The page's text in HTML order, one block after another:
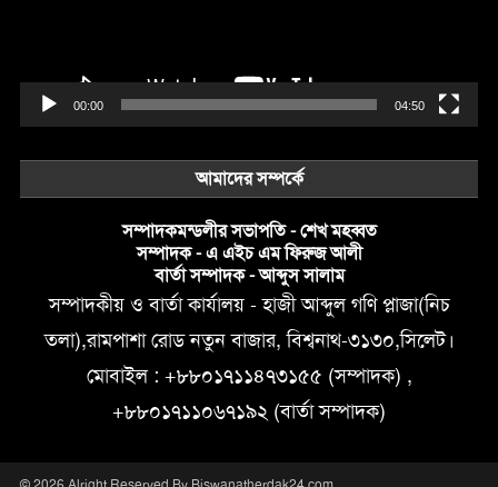
00:00 04:50
আমাদের সম্পর্কে
সম্পাদকমন্ডলীর সভাপতি - শেখ মহব্বত
সম্পাদক - এ এইচ এম ফিরুজ আলী
বার্তা সম্পাদক - আব্দুস সালাম
সম্পাদকীয় ও বার্তা কার্যালয় - হাজী আব্দুল গণি প্লাজা(নিচ
তলা),রামপাশা রোড নতুন বাজার, বিশ্বনাথ-৩১৩০,সিলেট।
মোবাইল : +৮৮০১৭১১৪৭৩১৫৫ (সম্পাদক) ,
+৮৮০১৭১১০৬৭১৯২ (বার্তা সম্পাদক)